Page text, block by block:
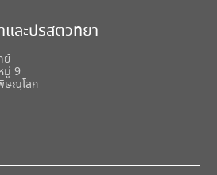
และปรสิตวิทยา
ย์
มู่ 9
ษณุโลก